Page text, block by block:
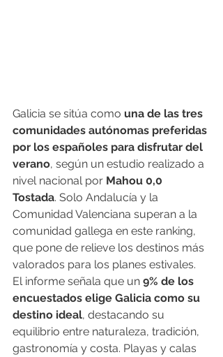
Galicia se sitúa como una de las tres
comunidades autónomas preferidas
por los españoles para disfrutar del
verano, según un estudio realizado a
nivel nacional por Mahou 0,0
Tostada. Solo Andalucía y la
Comunidad Valenciana superan a la
comunidad gallega en este ranking,
que pone de relieve los destinos más
valorados para los planes estivales.
El informe señala que un 9% de los
encuestados elige Galicia como su
destino ideal, destacando su
equilibrio entre naturaleza, tradición,
gastronomía y costa. Playas y calas